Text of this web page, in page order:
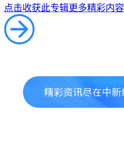
点击收获此专辑更多精彩内容